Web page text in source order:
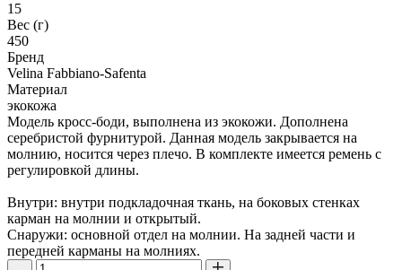
15
Вес (г)
450
Бренд
Velina Fabbiano-Safenta
Материал
экокожа
Модель кросс-боди, выполнена из экокожи. Дополнена
серебристой фурнитурой. Данная модель закрывается на
молнию, носится через плечо. В комплекте имеется ремень с
регулировкой длины.
Внутри: внутри подкладочная ткань, на боковых стенках
карман на молнии и открытый.
Снаружи: основной отдел на молнии. На задней части и
передней карманы на молниях.